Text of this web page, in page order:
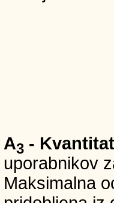
A3 -
uporabnikov
Maksimalna